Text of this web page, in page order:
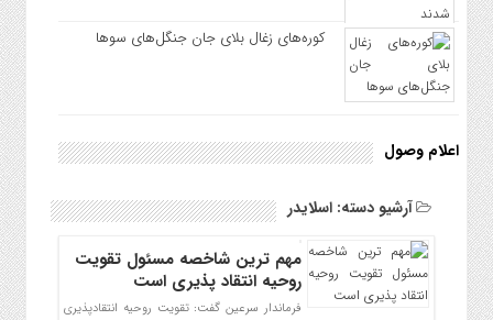
کوره‌های زغال بلای جان جنگل‌های سوها
اعلام وصول
آرشیو دسته:اسلایدر
مهم ترین شاخصه مسئول تقویت
روحیه انتقاد پذیری است
فرماندار سرعین گفت: تقویت روحیه انتقادپذیری